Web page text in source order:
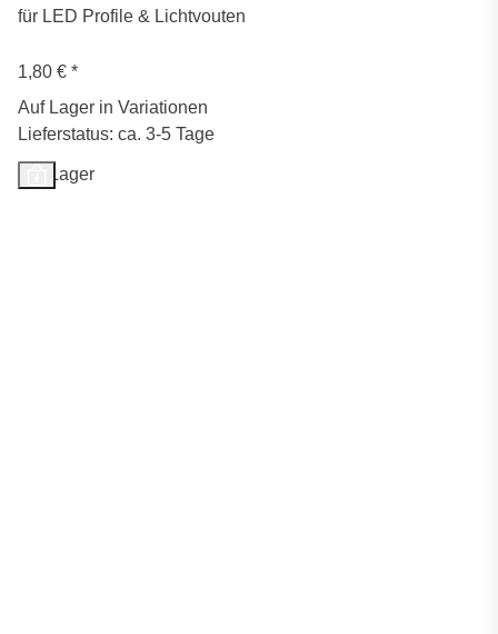
für LED Profile & Lichtvouten
1,80 € *
Auf Lager in Variationen
Lieferstatus: ca. 3-5 Tage
Auf Lager